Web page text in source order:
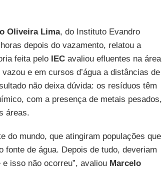
Oliveira Lima, do Instituto Evandro
depois do vazamento, relatou a
feita pelo IECavaliou efluentes na área
e em cursos d’água a distâncias de
não deixa dúvida: os resíduos têm
com a presença de metais pesados,
áreas.
do mundo, que atingiram populações que
de água. Depois de tudo, deveriam
isso não ocorreu”, avaliou Marcelo